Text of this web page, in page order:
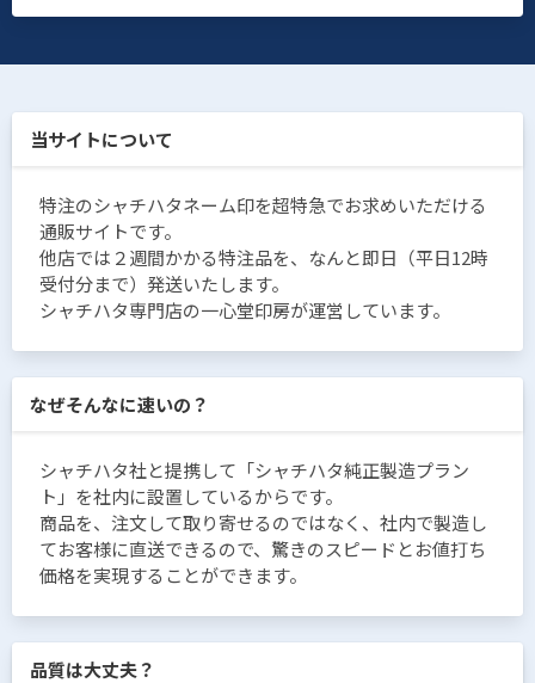
当サイトについて
特注のシャチハタネーム印を超特急でお求めいただける
通販サイトです。
他店では２週間かかる特注品を、なんと即日（平日12時
受付分まで）発送いたします。
シャチハタ専門店の一心堂印房が運営しています。
なぜそんなに速いの？
シャチハタ社と提携して「シャチハタ純正製造プラン
ト」を社内に設置しているからです。
商品を、注文して取り寄せるのではなく、社内で製造し
てお客様に直送できるので、驚きのスピードとお値打ち
価格を実現することができます。
品質は大丈夫？